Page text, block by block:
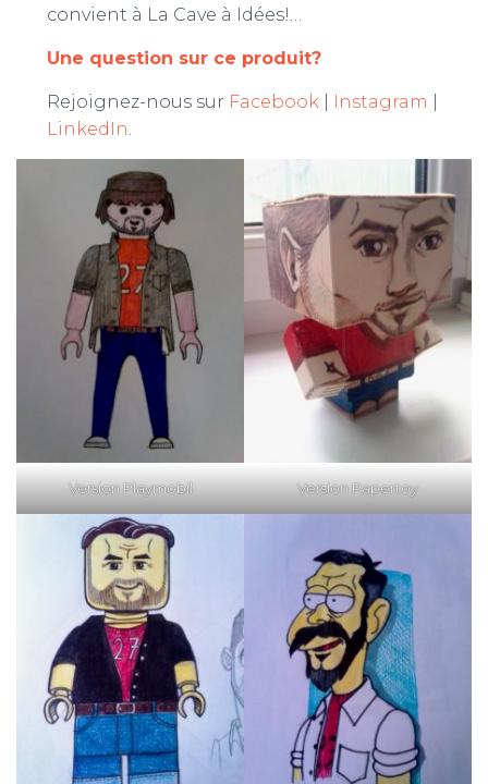
convient à La Cave à Idées!…
Une question sur ce produit?
Rejoignez-nous sur Facebook Instagram
LinkedIn.
Version Playmobil Version Papertoy